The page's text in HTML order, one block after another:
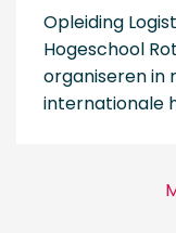
Opleiding
Hogeschool
organiseren in
internationale